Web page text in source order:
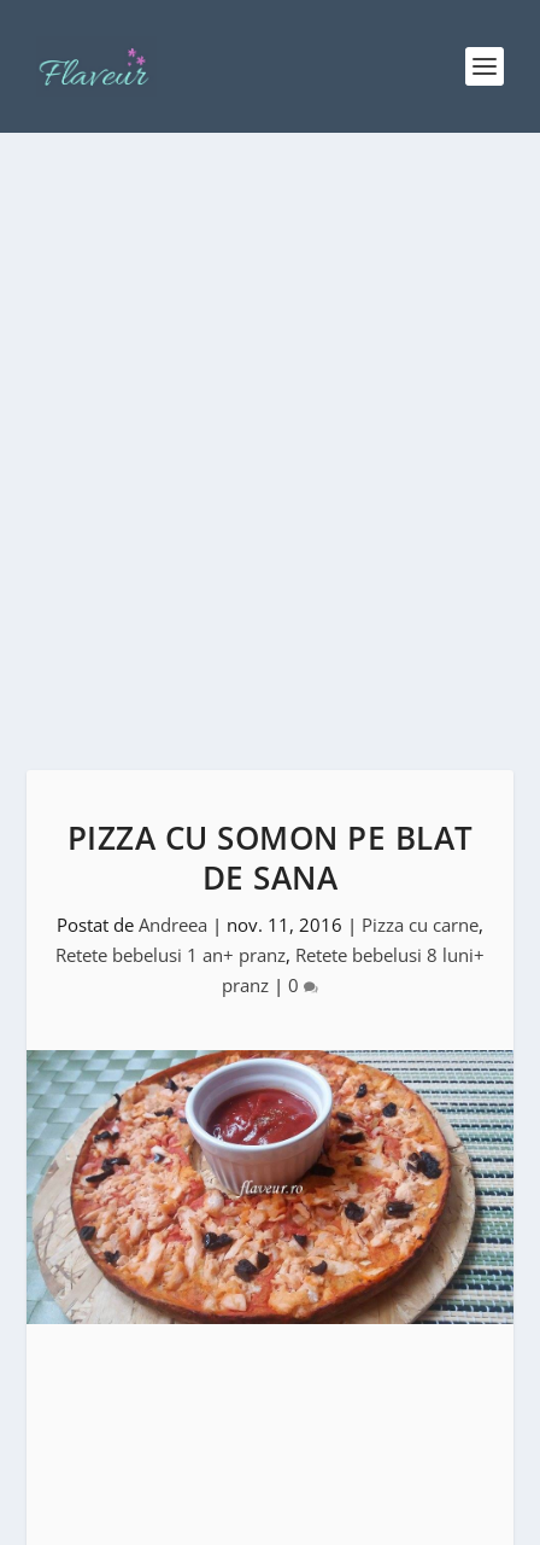
PIZZA CU SOMON PE BLAT
DE SANA
Postat de Andreea | nov. 11, 2016 | Pizza cu carne,
Retete bebelusi 1 an+ pranz, Retete bebelusi 8 luni+
pranz | 0